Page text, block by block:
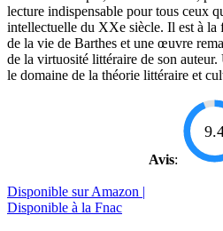
lecture indispensable pour tous ceux
intellectuelle du XXe siècle. Il est à la
de la vie de Barthes et une œuvre
de la virtuosité littéraire de son
le domaine de la théorie littéraire et
Avis:
Disponible sur Amazon |
Disponible à la Fnac